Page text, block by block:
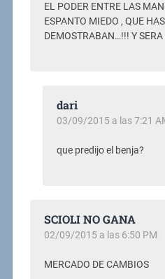
EL PODER ENTRE LAS
ESPANTO MIEDO , QUE
DEMOSTRABAN…!!! Y
dari
03/09/2015 a las 7:21
que predijo el benja?
SCIOLI NO GANA
02/09/2015 a las 6:50 PM
MERCADO DE CAMBIOS